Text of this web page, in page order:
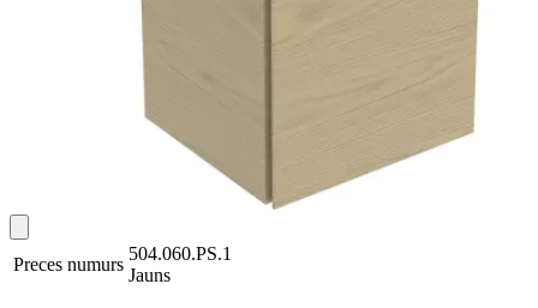
Preces numurs
504.060.PS.1
Jauns